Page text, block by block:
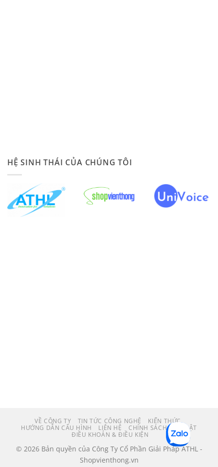
HỆ SINH THÁI CỦA CHÚNG TÔI
VỀ CÔNG TY TIN TỨC CÔNG NGHỆ
KIẾN THỨC
HƯỚNG DẪN CẤU HÌNH
LIÊN HỆ
CHÍNH SÁCH BẢO MẬT
ĐIỀU KHOẢN & ĐIỀU KIỆN
© 2026 Bản quyền của Công Ty Cổ Phần Giải Pháp ATHL -
Shopvienthong.vn